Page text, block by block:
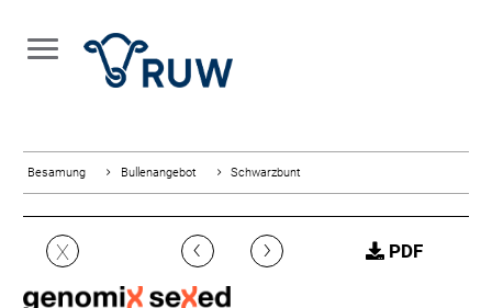
Besamung Bullenangebot Schwarzbunt
X ‹ › PDF